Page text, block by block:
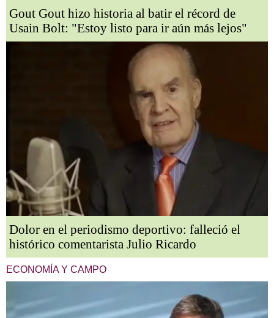
Gout Gout hizo historia al batir el récord de
Usain Bolt: "Estoy listo para ir aún más lejos"
Dolor en el periodismo deportivo: falleció el
histórico comentarista Julio Ricardo
ECONOMÍA Y CAMPO